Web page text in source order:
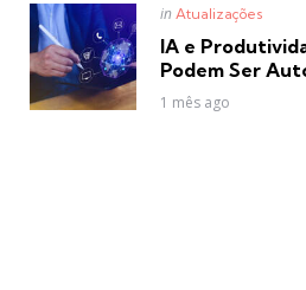
Posted
in Atualizações
IA e
Podem Ser
1 mês ago